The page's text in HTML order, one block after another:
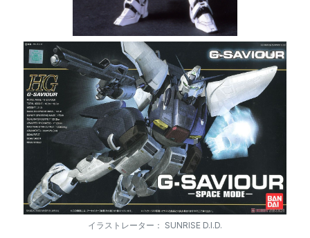
イラストレーター： SUNRISE D.I.D.